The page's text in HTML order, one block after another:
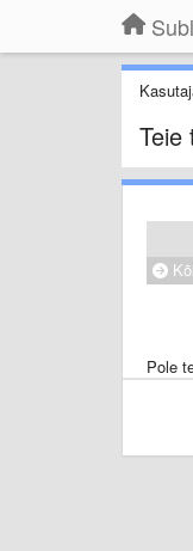
Teie
Pole